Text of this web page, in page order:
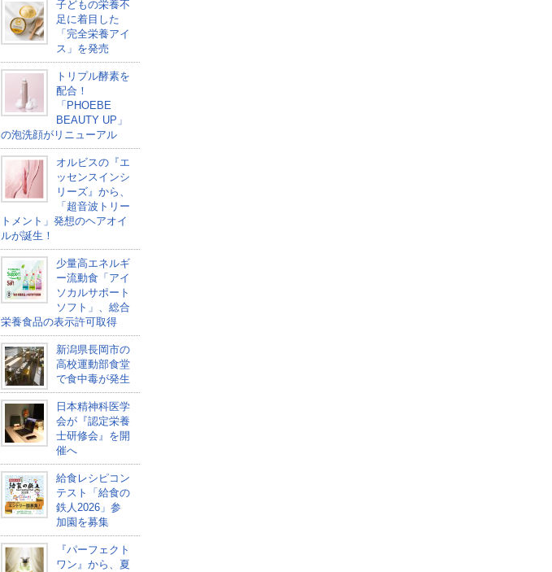
子どもの栄養不
足に着目した
「完全栄養アイ
ス」を発売
トリプル酵素を
配合！
「PHOEBE
BEAUTY UP」
の泡洗顔がリニューアル
オルビスの『エ
ッセンスインシ
リーズ』から、
「超音波トリー
トメント」発想のヘアオイ
ルが誕生！
少量高エネルギ
ー流動食「アイ
ソカルサポート
ソフト」、総合
栄養食品の表示許可取得
新潟県長岡市の
高校運動部食堂
で食中毒が発生
日本精神科医学
会が『認定栄養
士研修会』を開
催へ
給食レシピコン
テスト「給食の
鉄人2026」参
加園を募集
『パーフェクト
ワン』から、夏